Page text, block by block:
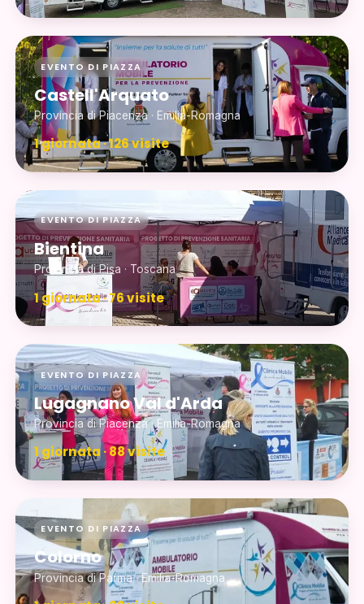
EVENTO DI PIAZZA
Castell'Arquato
Provincia di Piacenza · Emilia-Romagna
1 giornata · 126 visite
EVENTO DI PIAZZA
Bientina
Provincia di Pisa · Toscana
1 giornata · 76 visite
EVENTO DI PIAZZA
Lugagnano Val d'Arda
Provincia di Piacenza · Emilia-Romagna
1 giornata · 88 visite
EVENTO DI PIAZZA
Colorno
Provincia di Parma · Emilia-Romagna